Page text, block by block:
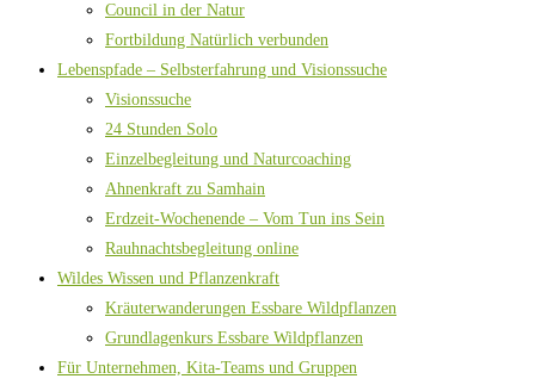
Council in der Natur
Fortbildung Natürlich verbunden
Lebenspfade – Selbsterfahrung und Visionssuche
Visionssuche
24 Stunden Solo
Einzelbegleitung und Naturcoaching
Ahnenkraft zu Samhain
Erdzeit-Wochenende – Vom Tun ins Sein
Rauhnachtsbegleitung online
Wildes Wissen und Pflanzenkraft
Kräuterwanderungen Essbare Wildpflanzen
Grundlagenkurs Essbare Wildpflanzen
Für Unternehmen, Kita-Teams und Gruppen